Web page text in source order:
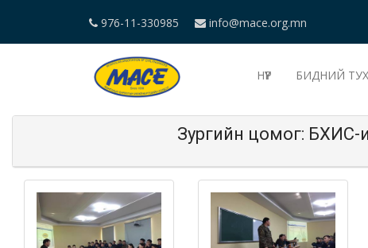
976-11-330985 info@mace.org.mn
НҮҮР БИДНИЙ
Зургийн цомог: БХИС-